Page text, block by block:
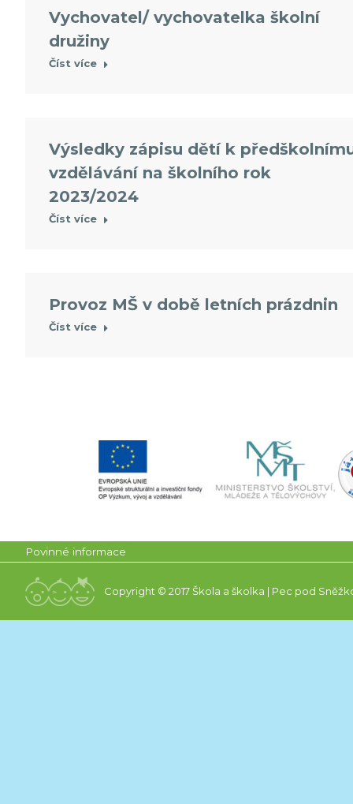
Vychovatel/ vychovatelka školní
družiny
Číst více
Výsledky zápisu dětí k
vzdělávání na školního rok
2023/2024
Číst více
Provoz MŠ v době letních prázdnin
Číst více
Povinné informace
Copyright © 2017 Škola a školka | Pec pod